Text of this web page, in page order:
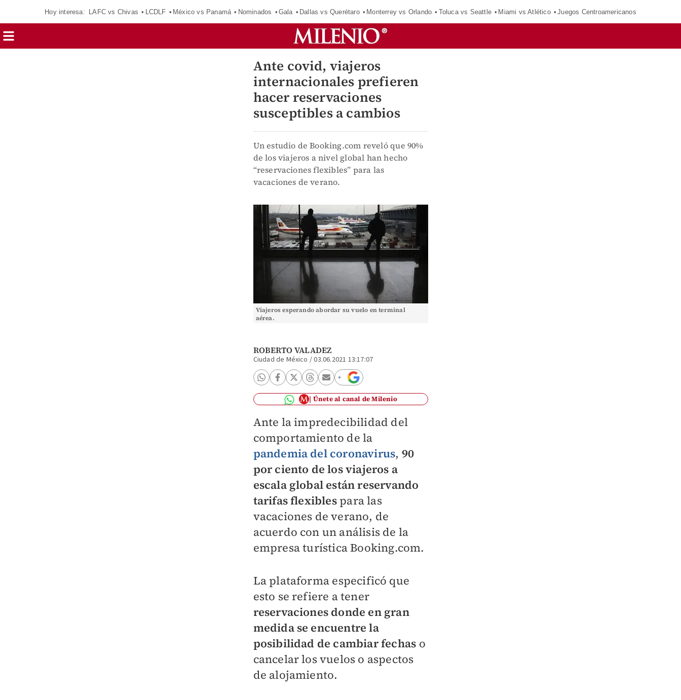
Hoy interesa: LAFC vs Chivas LCDLF México vs Panamá Nominados Gala Dallas vs Querétaro Monterrey vs Orlando Toluca vs Seattle Miami vs Atlético Juegos Centroamericanos
Ante covid, viajeros
internacionales prefieren
hacer reservaciones
susceptibles a cambios
Un estudio de Booking.com reveló que 90%
de los viajeros a nivel global han hecho
“reservaciones flexibles” para las
vacaciones de verano.
Viajeros esperando abordar su vuelo en terminal
aérea.
ROBERTO VALADEZ
Ciudad de México /03.06.2021 13:17:07
Únete al canal de Milenio
Ante la impredecibilidad del
comportamiento de la
pandemia del coronavirus, 90
por ciento de los viajeros a
escala global están reservando
tarifas flexiblespara las
vacaciones de verano, de
acuerdo con un análisis de la
empresa turística Booking.com.
La plataforma especificó que
esto se refiere a tener
reservaciones donde en gran
medida se encuentre la
posibilidad de cambiar fechas o
cancelar los vuelos o aspectos
de alojamiento.